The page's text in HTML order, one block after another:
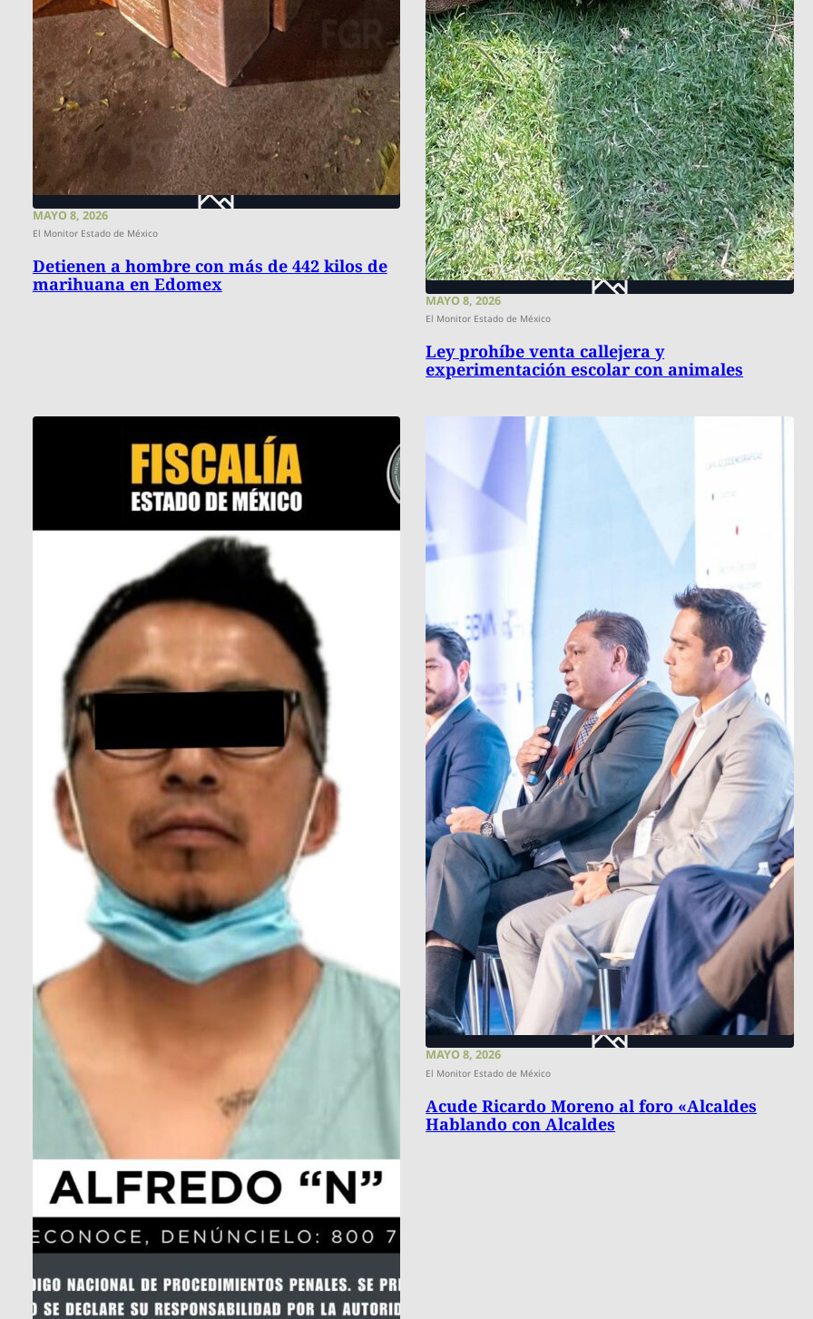
MAYO 8, 2026
El Monitor Estado de México
Detienen a hombre con más de 442 kilos de
marihuana en Edomex
MAYO 8, 2026
El Monitor Estado de México
Ley prohíbe venta callejera y
experimentación escolar con animales
MAYO 8, 2026
El Monitor Estado de México
Acude Ricardo Moreno al foro «Alcaldes
Hablando con Alcaldes